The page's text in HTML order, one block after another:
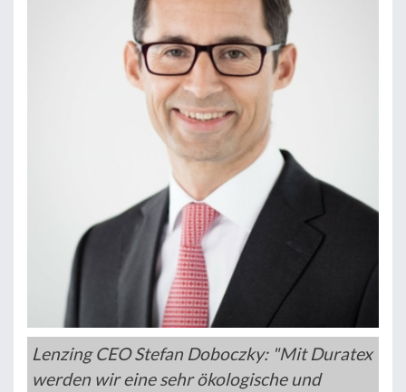
Lenzing CEO Stefan Doboczky: "Mit Duratex
werden wir eine sehr ökologische und